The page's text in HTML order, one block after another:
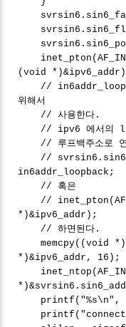
(void
//
위해서
// 사용한다.
// ipv6 에서의
// 루프백주소로 연
//
in6addr_loopback;
// 혹은
//
*)&ipv6_addr);
// 하면된다.
memcpy((void
*)&ipv6_addr, 16);
printf("%s\n",